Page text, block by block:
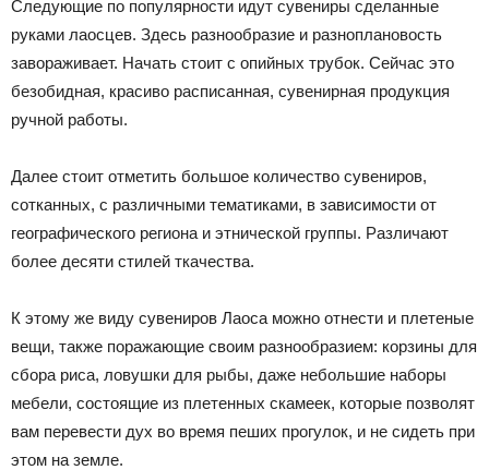
Следующие по популярности идут сувениры сделанные
руками лаосцев. Здесь разнообразие и разноплановость
завораживает. Начать стоит с опийных трубок. Сейчас это
безобидная, красиво расписанная, сувенирная продукция
ручной работы.
Далее стоит отметить большое количество сувениров,
сотканных, с различными тематиками, в зависимости от
географического региона и этнической группы. Различают
более десяти стилей ткачества.
К этому же виду сувениров Лаоса можно отнести и плетеные
вещи, также поражающие своим разнообразием: корзины для
сбора риса, ловушки для рыбы, даже небольшие наборы
мебели, состоящие из плетенных скамеек, которые позволят
вам перевести дух во время пеших прогулок, и не сидеть при
этом на земле.